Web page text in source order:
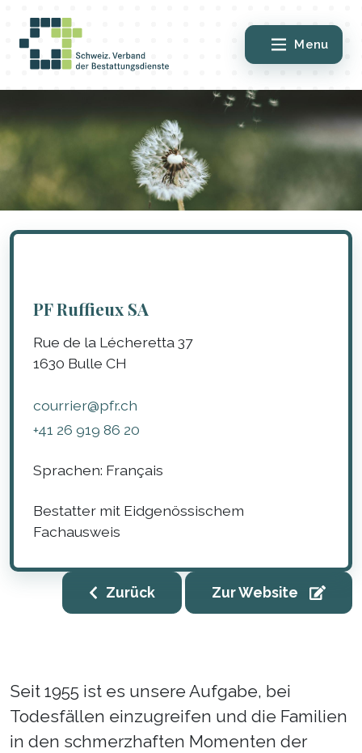
Menu
PF Ruffieux SA
Rue de la Lécheretta 37
1630 Bulle CH
courrier@pfr.ch
+41 26 919 86 20
Sprachen: Français
Bestatter mit Eidgenössischem
Fachausweis
Zurück Zur Website
Seit 1955 ist es unsere Aufgabe, bei
Todesfällen einzugreifen und die Familien
in den schmerzhaften Momenten der